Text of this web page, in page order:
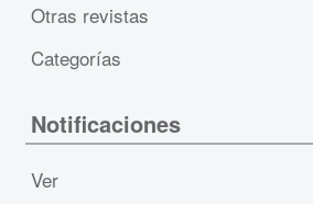
Otras revistas
Categorías
Notificaciones
Ver